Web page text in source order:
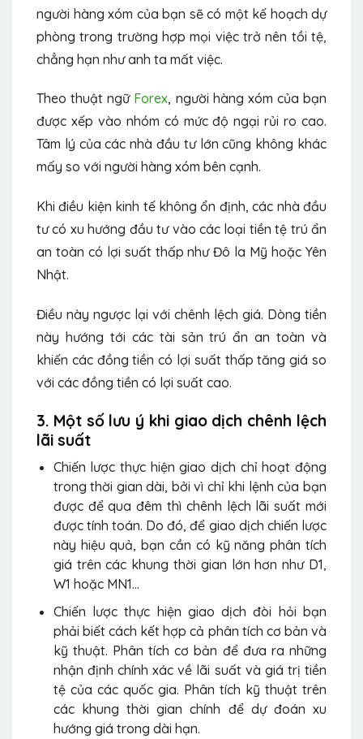
người hàng xóm của bạn sẽ có một kế hoạch dự
phòng trong trường hợp mọi việc trở nên tồi tệ,
chẳng hạn như anh ta mất việc.
Theo thuật ngữ Forex, người hàng xóm của bạn
được xếp vào nhóm có mức độ ngại rủi ro cao.
Tâm lý của các nhà đầu tư lớn cũng không khác
mấy so với người hàng xóm bên cạnh.
Khi điều kiện kinh tế không ổn định, các nhà đầu
tư có xu hướng đầu tư vào các loại tiền tệ trú ẩn
an toàn có lợi suất thấp như Đô la Mỹ hoặc Yên
Nhật.
Điều này ngược lại với chênh lệch giá. Dòng tiền
này hướng tới các tài sản trú ẩn an toàn và
khiến các đồng tiền có lợi suất thấp tăng giá so
với các đồng tiền có lợi suất cao.
3. Một số lưu ý khi giao dịch chênh lệch
lãi suất
Chiến lược thực hiện giao dịch chỉ hoạt động
trong thời gian dài, bởi vì chỉ khi lệnh của bạn
được để qua đêm thì chênh lệch lãi suất mới
được tính toán. Do đó, để giao dịch chiến lược
này hiệu quả, bạn cần có kỹ năng phân tích
giá trên các khung thời gian lớn hơn như D1,
W1 hoặc MN1…
Chiến lược thực hiện giao dịch đòi hỏi bạn
phải biết cách kết hợp cả phân tích cơ bản và
kỹ thuật. Phân tích cơ bản để đưa ra những
nhận định chính xác về lãi suất và giá trị tiền
tệ của các quốc gia. Phân tích kỹ thuật trên
các khung thời gian chính để dự đoán xu
hướng giá trong dài hạn.